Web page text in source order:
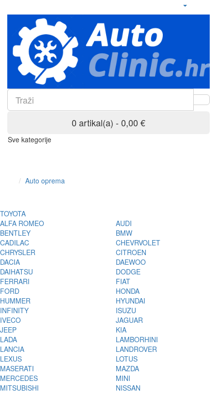
0 artikal(a) - 0,00 €
Sve kategorije
Auto oprema
TOYOTA
ALFA ROMEO
AUDI
BENTLEY
BMW
CADILAC
CHEVRVOLET
CHRYSLER
CITROEN
DACIA
DAEWOO
DAIHATSU
DODGE
FERRARI
FIAT
FORD
HONDA
HUMMER
HYUNDAI
INFINITY
ISUZU
IVECO
JAGUAR
JEEP
KIA
LADA
LAMBORHINI
LANCIA
LANDROVER
LEXUS
LOTUS
MASERATI
MAZDA
MERCEDES
MINI
MITSUBISHI
NISSAN